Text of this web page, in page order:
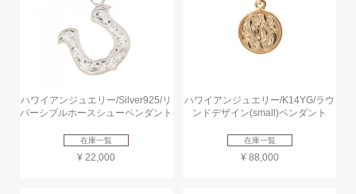
ハワイアンジュエリー/Silver925/リ
バーシブルホースシューペンダント
在庫一覧
¥ 22,000
ハワイアンジュエリー/K14YG/ラウ
ンドデザイン(small)ペンダント
在庫一覧
¥ 88,000